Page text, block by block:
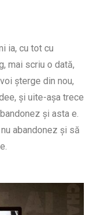
ia, cu tot cu
mai scriu o dată,
șterge din nou,
și uite-așa trece
și asta e.
abandonez și să